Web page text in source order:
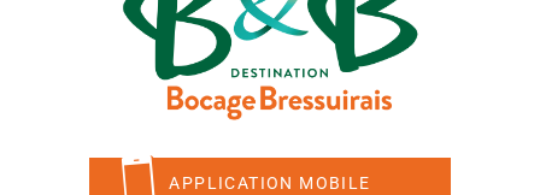
APPLICATION MOBILE